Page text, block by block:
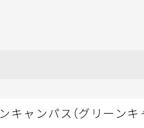
キャンパス（グリーンキ